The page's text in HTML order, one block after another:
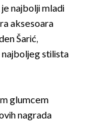
najbolji mladi
aksesoara
Šarić,
stilista
glumcem
nagrada